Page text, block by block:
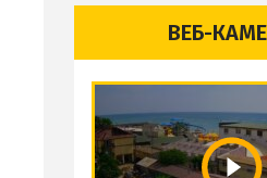
ВЕБ-